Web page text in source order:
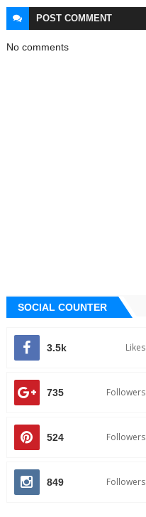
POST COMMENT
No comments
SOCIAL COUNTER
3.5k Likes
735 Followers
524 Followers
849 Followers